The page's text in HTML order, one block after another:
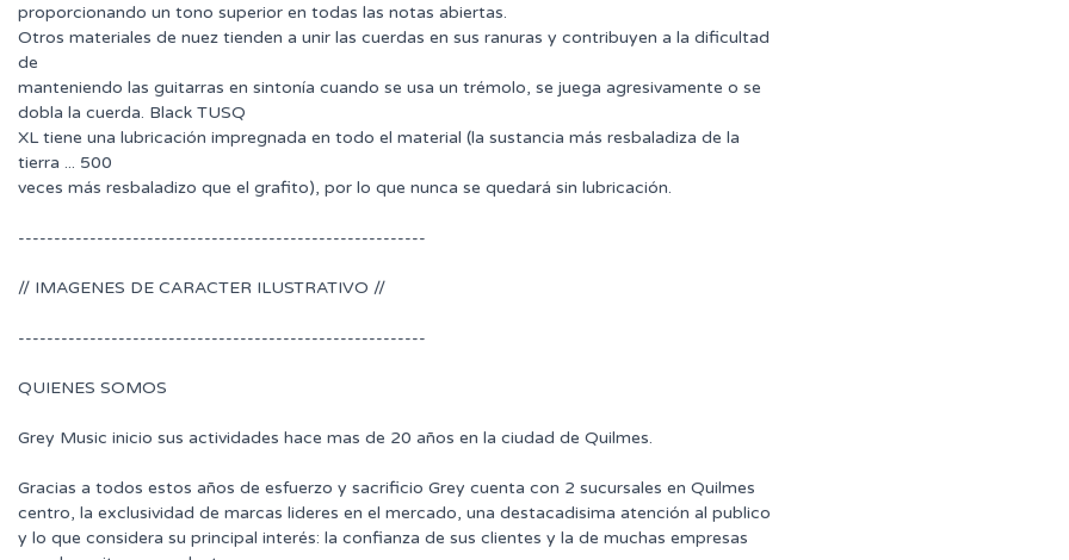
proporcionando un tono superior en todas las notas abiertas.
Otros materiales de nuez tienden a unir las cuerdas en sus ranuras y contribuyen a la dificultad
de
manteniendo las guitarras en sintonía cuando se usa un trémolo, se juega agresivamente o se
dobla la cuerda. Black TUSQ
XL tiene una lubricación impregnada en todo el material (la sustancia más resbaladiza de la
tierra ... 500
veces más resbaladizo que el grafito), por lo que nunca se quedará sin lubricación.
---------------------------------------------------------
// IMAGENES DE CARACTER ILUSTRATIVO //
---------------------------------------------------------
QUIENES SOMOS
Grey Music inicio sus actividades hace mas de 20 años en la ciudad de Quilmes.
Gracias a todos estos años de esfuerzo y sacrificio Grey cuenta con 2 sucursales en Quilmes
centro, la exclusividad de marcas lideres en el mercado, una destacadisima atención al publico
y lo que considera su principal interés: la confianza de sus clientes y la de muchas empresas